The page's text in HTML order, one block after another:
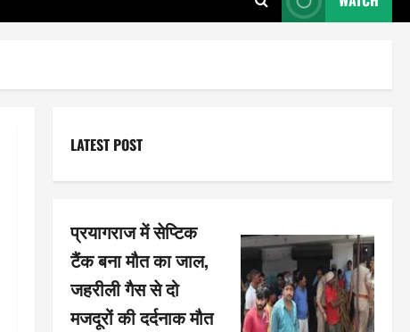
LATEST POST
प्रयागराज में सेप्टिक
टैंक बना मौत का जाल,
जहरीली गैस से दो
मजदूरों की दर्दनाक मौत